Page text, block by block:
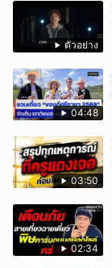
ตัวอย่าง
04:48
03:50
02:34